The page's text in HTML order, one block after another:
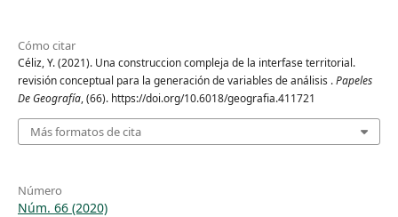
Cómo citar
Céliz, Y. (2021). Una construccion compleja de la interfase territorial.
revisión conceptual para la generación de variables de análisis .Papeles
De Geografía, (66). https://doi.org/10.6018/geografia.411721
Más formatos de cita
Número
Núm. 66 (2020)